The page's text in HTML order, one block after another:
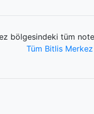
bölgesindeki tüm
Tüm Bitlis